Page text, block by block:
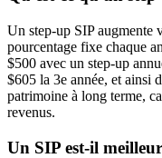
Un step-up SIP augmente
pourcentage fixe chaque
$500 avec un step-up
$605 la 3e année, et ainsi
patrimoine à long terme,
revenus.
Un SIP est-il